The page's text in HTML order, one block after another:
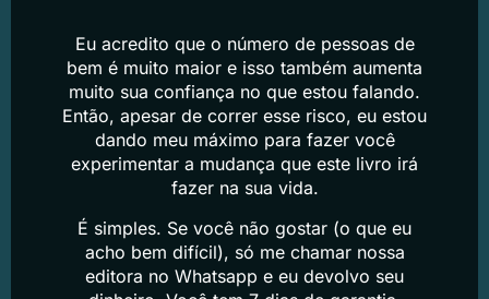
Eu acredito que o número de pessoas de
bem é muito maior e isso também aumenta
muito sua confiança no que estou falando.
Então, apesar de correr esse risco, eu estou
dando meu máximo para fazer você
experimentar a mudança que este livro irá
fazer na sua vida.
É simples. Se você não gostar (o que eu
acho bem difícil), só me chamar nossa
editora no Whatsapp e eu devolvo seu